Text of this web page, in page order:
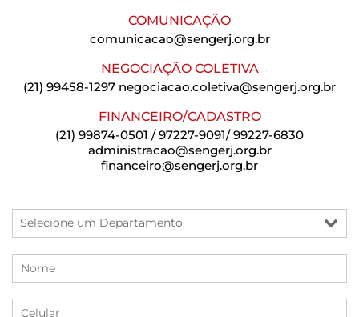
COMUNICAÇÃO
comunicacao@sengerj.org.br
NEGOCIAÇÃO COLETIVA
(21) 99458-1297 negociacao.coletiva@sengerj.org.br
FINANCEIRO/CADASTRO
(21) 99874-0501 / 97227-9091/ 99227-6830
administracao@sengerj.org.br
financeiro@sengerj.org.br